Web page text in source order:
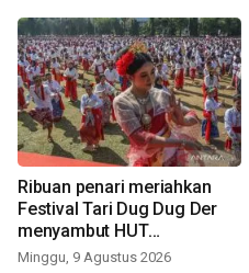
Ribuan penari meriahkan
Festival Tari Dug Dug Der
menyambut HUT
Kemerdekaan
Minggu, 9 Agustus 2026